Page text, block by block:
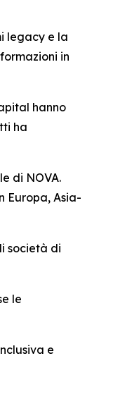
legacy e la
in
hanno
ha
di NOVA.
Europa, Asia-
società di
le
e